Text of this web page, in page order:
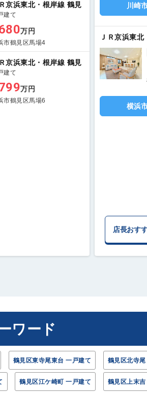
京浜東北・根岸線 鶴見
建て
万円
市鶴見区馬場4
京浜東北・根岸線 鶴見
建て
万円
市鶴見区馬場6
川崎
ＪＲ京浜東
横浜
店長おす
ワード
鶴見区東寺尾東台 一戸建て 鶴見区北寺
鶴見区江ケ崎町 一戸建て 鶴見区上末